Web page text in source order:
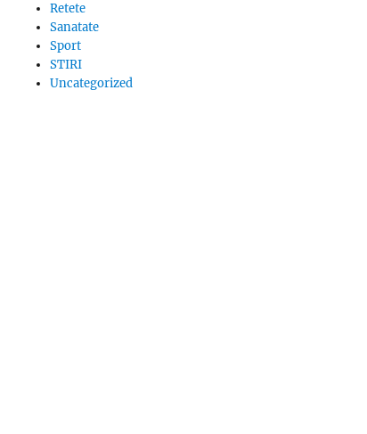
Retete
Sanatate
Sport
STIRI
Uncategorized